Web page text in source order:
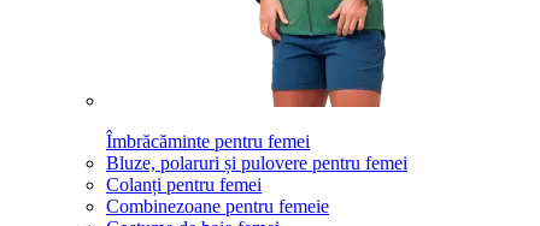
Îmbrăcăminte pentru femei
Bluze, polaruri și pulovere pentru femei
Colanți pentru femei
Combinezoane pentru femeie